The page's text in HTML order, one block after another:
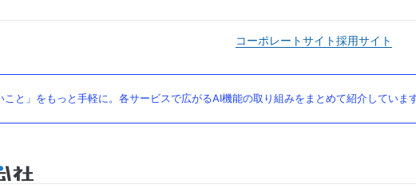
コーポレートサイト採用サイト
こと」をもっと手軽に。各サービスで広がるAI機能の取り組みをまとめて紹介しています